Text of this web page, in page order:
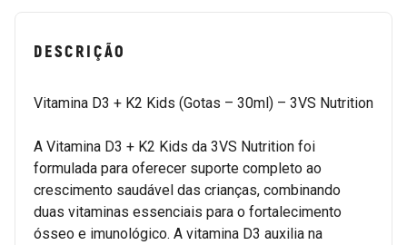
DESCRIÇÃO
Vitamina D3 + K2 Kids (Gotas – 30ml) – 3VS Nutrition
A Vitamina D3 + K2 Kids da 3VS Nutrition foi
formulada para oferecer suporte completo ao
crescimento saudável das crianças, combinando
duas vitaminas essenciais para o fortalecimento
ósseo e imunológico. A vitamina D3 auxilia na